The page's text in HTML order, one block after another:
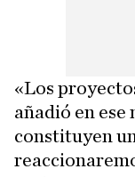
«Los
añadió en
constituyen